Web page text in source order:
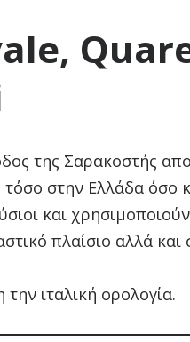
της Σαρακοστής
στην Ελλάδα όσο
και
πλαίσιο αλλά και
ιταλική ορολογία.